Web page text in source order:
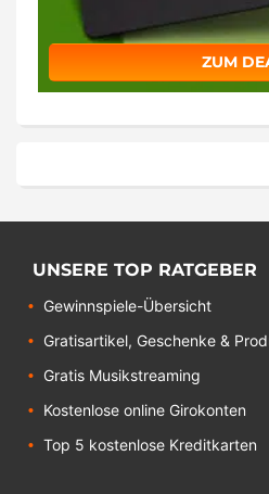
ZUM
UNSERE TOP RATGEBER
Gewinnspiele-Übersicht
Gratisartikel, Geschenke &
Gratis Musikstreaming
Kostenlose online Girokonten
Top 5 kostenlose Kreditkarten